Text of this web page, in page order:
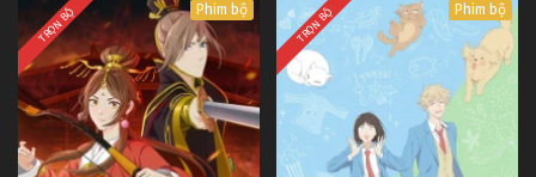
TRỌN BỘ Phim bộ TRỌN BỘ Phim bộ